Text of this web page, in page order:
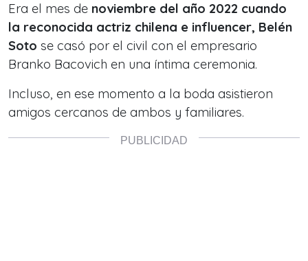
Era el mes de noviembre del año 2022 cuando
la reconocida actriz chilena e influencer, Belén
Soto se casó por el civil con el empresario
Branko Bacovich en una íntima ceremonia.
Incluso, en ese momento a la boda asistieron
amigos cercanos de ambos y familiares.